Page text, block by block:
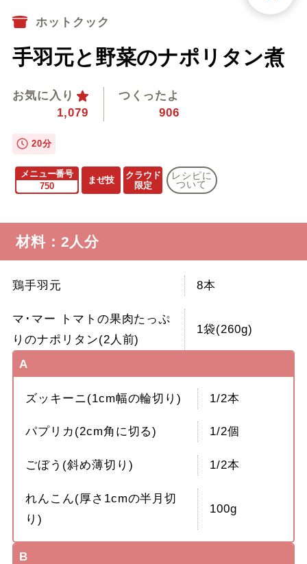
ホットクック
手羽元と野菜のナポリタン煮
お気に入り
1,079
つくったよ
906
20分
メニュー番号
750
まぜ技
クラウド
限定
レシピに
ついて
材料：2人分
鶏手羽元 8本
マ･マー トマトの果肉たっぷ
りのナポリタン(2人前)
1袋(260g)
A
ズッキーニ(1cm幅の輪切り) 1/2本
パプリカ(2cm角に切る) 1/2個
ごぼう(斜め薄切り) 1/2本
れんこん(厚さ1cmの半月切
り)
100g
B